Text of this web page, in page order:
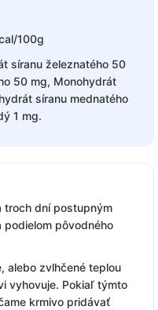
100g
síranu železnatého 50
50 mg, Monohydrát
síranu mednatého
1 mg.
troch dní postupným
podielom pôvodného
alebo zvlhčené teplou
vyhovuje. Pokiaľ týmto
krmivo pridávať